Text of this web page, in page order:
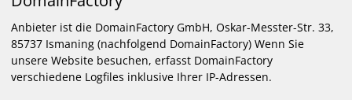
Anbieter ist die DomainFactory GmbH, Oskar-Messter-Str. 33,
85737 Ismaning (nachfolgend DomainFactory) Wenn Sie
unsere Website besuchen, erfasst DomainFactory
verschiedene Logfiles inklusive Ihrer IP-Adressen.